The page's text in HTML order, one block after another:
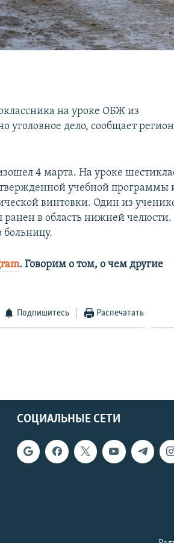
на уроке ОБЖ из
уголовное дело, сообщает
4 марта. На уроке
учебной программы
винтовки. Один из
ранен в область нижней челюсти.
больницу.
. Говорим о том, о чем другие
Подпишитесь Распечатать
СОЦИАЛЬНЫЕ СЕТИ